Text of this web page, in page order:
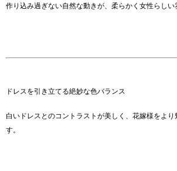
作り込み過ぎない自然な動きが、柔らかく女性らしい
ドレスを引き立てる絶妙な色バランス
白いドレスとのコントラストが美しく、花嫁様をより
す。